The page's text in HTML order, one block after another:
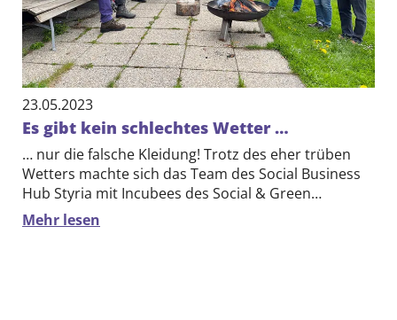
DE EN
23.05.2023
Es gibt kein schlechtes Wetter …
… nur die falsche Kleidung! Trotz des eher trüben
Wetters machte sich das Team des Social Business
Hub Styria mit Incubees des Social & Green…
Mehr lesen